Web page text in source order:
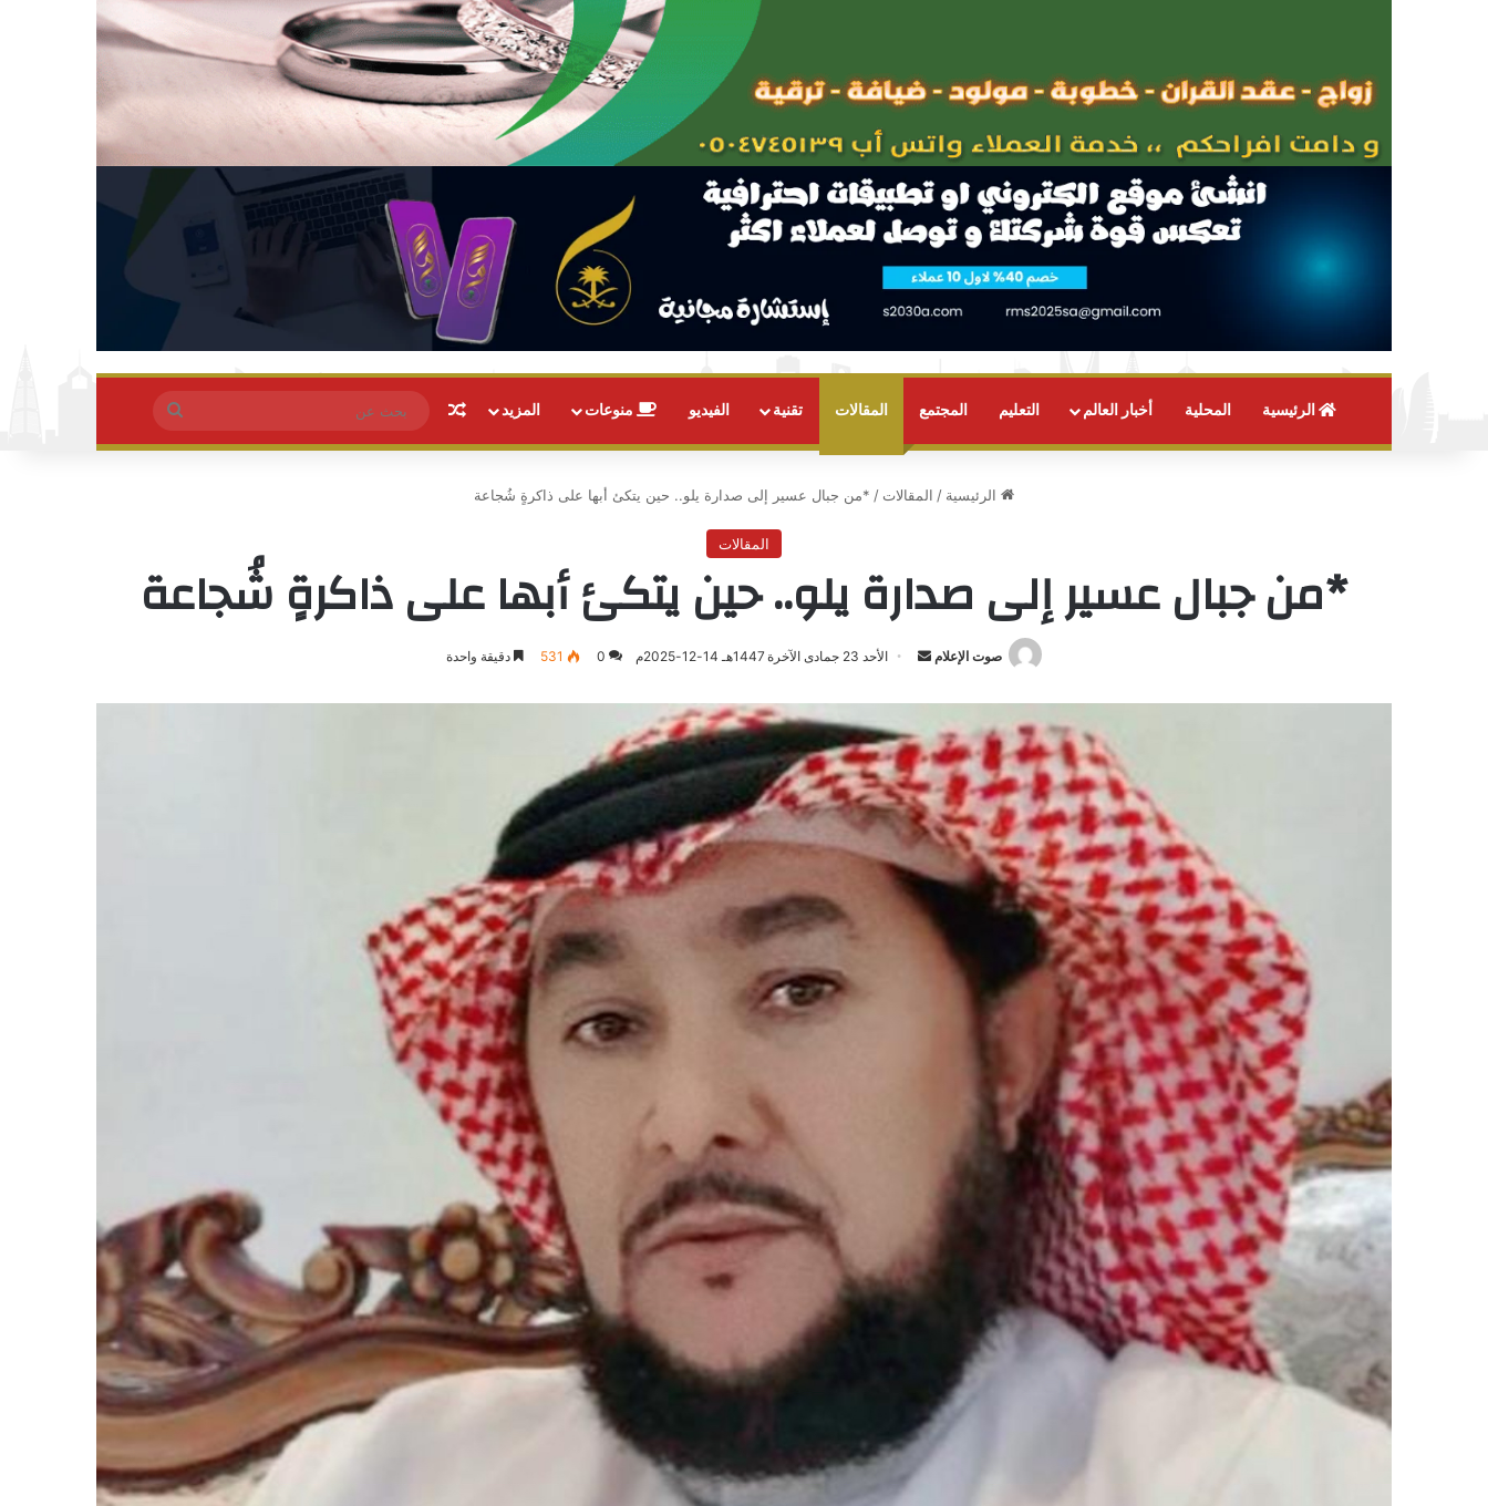
الرئيسية المحلية أخبار العالم التعليم المجتمع المقالات تقنية الفيديو منوعات المزيد مقال عشوائي
عن
الرئيسية / المقالات / *من جبال عسير إلى صدارة يلو.. حين يتكئ أبها على ذاكرةٍ شُجاعة
المقالات
*من جبال عسير إلى صدارة يلو.. حين يتكئ أبها على ذاكرةٍ شُجاعة
صوت الإعلام
أرسلالأحد 23 جمادى الآخرة 1447هـ 14-12-2025م 0
531 دقيقة واحدة